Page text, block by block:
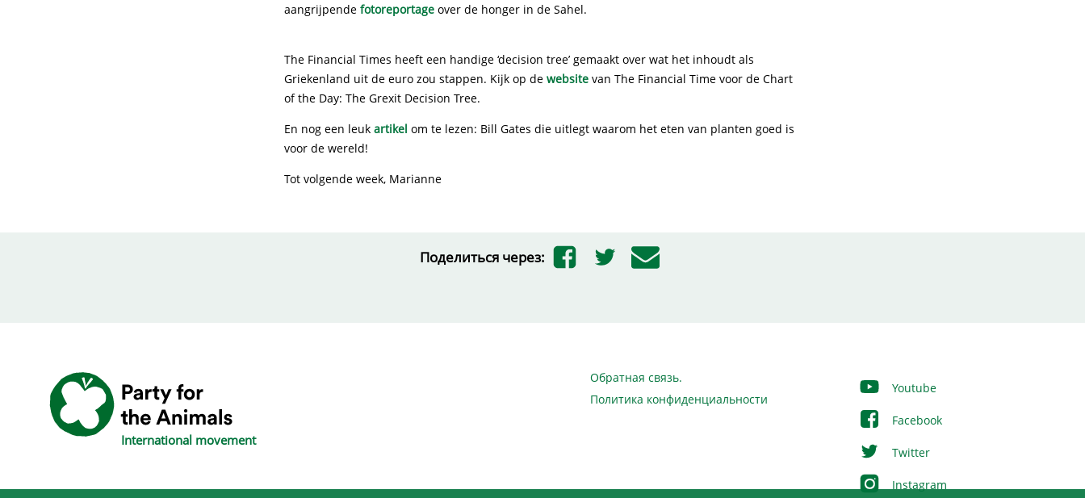
aangrijpende fotoreportage over de honger in de Sahel.
The Financial Times heeft een handige ‘decision tree’ gemaakt over wat het inhoudt als
Griekenland uit de euro zou stappen. Kijk op de website van The Financial Time voor de Chart
of the Day: The Grexit Decision Tree.
En nog een leuk artikel om te lezen: Bill Gates die uitlegt waarom het eten van planten goed is
voor de wereld!
Tot volgende week, Marianne
Поделиться через:
International movement
Обратная связь.
Политика конфиденциальности
Youtube
Facebook
Twitter
Instagram